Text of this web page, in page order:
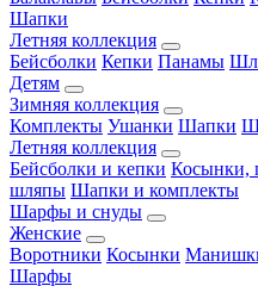
Шапки
Летняя коллекция
Бейсболки Кепки Панамы
Детям
Зимняя коллекция
Комплекты Ушанки Шапки
Летняя коллекция
Бейсболки и кепки Косынки,
шляпы Шапки и комплекты
Шарфы и снуды
Женские
Воротники Косынки
Шарфы